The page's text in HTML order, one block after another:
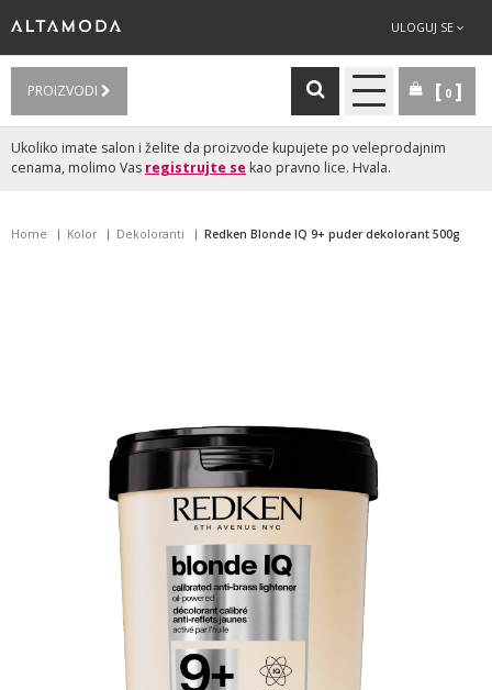
ULOGUJ SE
PROIZVODI 0
Ukoliko imate salon i želite da proizvode kupujete po veleprodajnim
cenama, molimo Vas registrujte se kao pravno lice. Hvala.
Home Kolor Dekoloranti Redken Blonde IQ 9+ puder dekolorant 500g